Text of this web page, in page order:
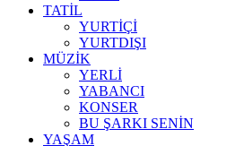
TATİL
YURTİÇİ
YURTDIŞI
MÜZİK
YERLİ
YABANCI
KONSER
BU ŞARKI SENİN
YAŞAM